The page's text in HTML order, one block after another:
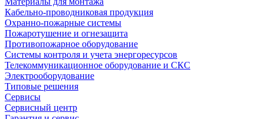
Кабельно-проводниковая продукция
Охранно-пожарные системы
Пожаротушение и огнезащита
Противопожарное оборудование
Системы контроля и учета энергоресурсов
Телекоммуникационное оборудование и СКС
Электрооборудование
Типовые решения
Сервисы
Сервисный центр